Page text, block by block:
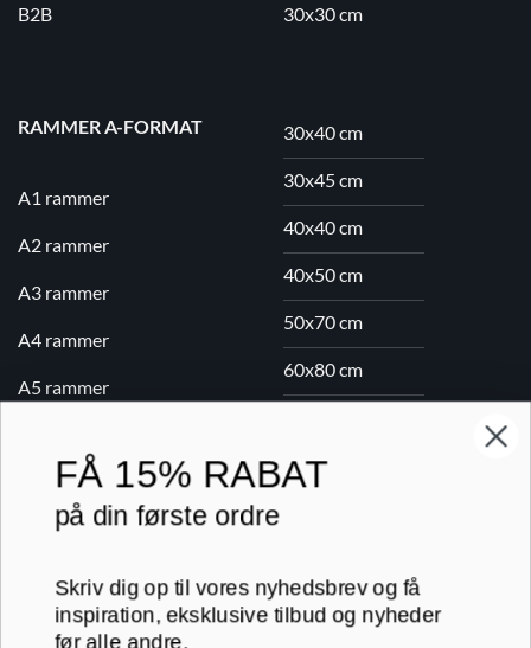
B2B 30x30 cm
RAMMER A-FORMAT
A1 rammer
A2 rammer
A3 rammer
A4 rammer
A5 rammer
30x40 cm
30x45 cm
40x40 cm
40x50 cm
50x70 cm
60x80 cm
Printogrammer.dk · Navervej 21 · 8382 Hinnerup · CVR 40736166 ·
(+45) 8844 1630 · kundeservice@printogrammer.dk
© 2026 Printogrammer.dk
FÅ 15% RABAT
på din første ordre
Skriv dig op til vores nyhedsbrev og få
inspiration, eksklusive tilbud og nyheder
før alle andre.